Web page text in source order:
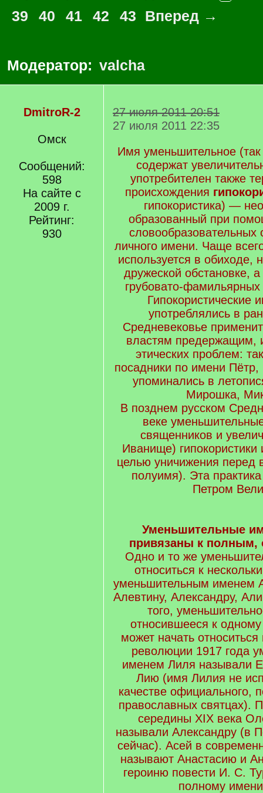
39
40 41 42 43 Вперед →
Модератор: valcha
DmitroR-2
Омск
Сообщений:
598
На сайте с
2009 г.
Рейтинг:
930
27 июля 2011 20:51
27 июля 2011 22:35
Имя уменьшительное
содержат
употребителен также
происхождения
гипокористика) —
образованный при
словообразовательных
личного имени. Чаще
используется в обиходе,
дружеской обстановке,
грубовато-
Гипокористические
употреблялись в
Средневековье
властям предержащим,
этических проблем:
посадники по имени
упоминались в
Мирошка,
В позднем русском
веке
священников и
Иванище) гипокористики
целью уничижения
полуимя). Эта
Петром
Уменьшительные
привязаны к
Одно и то же
относиться к
уменьшительным именем
Алевтину, Александру,
того,
относившееся к
может начать
революции 1917 года
именем Лиля называли
Лию (имя Лилия не
качестве официального,
православных святцах).
середины XIX века
называли Александру (в
сейчас). Асей в
называют Анастасию и
героиню повести И. С.
полному